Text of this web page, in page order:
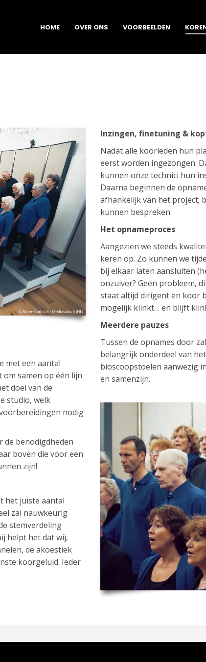
HOME OVER ONS VOORBEELDEN
met een aantal
samen op één lijn
doel van de
studio, welk
nodig
de benodigdheden
boven die voor een
zijn!
het juiste aantal
zal nauwkeurig
stemverdeling
helpt het dat wij,
de akoestiek
koorgeluid. Ieder
Inzingen, finetuning &
Nadat alle koorleden hun
eerst worden ingezongen.
kunnen onze technici hun
Daarna beginnen de
afhankelijk van het project;
kunnen bespreken.
Het opnameproces
Aangezien we steeds
keren op. Zo kunnen we
bij elkaar laten aansluiten
onzuiver? Geen probleem,
staat altijd dirigent en koor
mogelijk klinkt… en blijft
Meerdere pauzes
Tussen de opnames door
belangrijk onderdeel van
bioscoopstoelen aanwezig
en samenzijn.